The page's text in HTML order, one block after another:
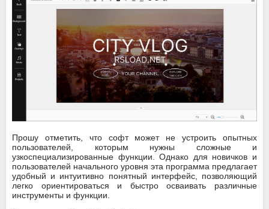
Прошу отметить, что софт может не устроить опытных
пользователей, которым нужны сложные и
узкоспециализированные функции. Однако для новичков и
пользователей начального уровня эта программа предлагает
удобный и интуитивно понятный интерфейс, позволяющий
легко ориентироваться и быстро осваивать различные
инструменты и функции.